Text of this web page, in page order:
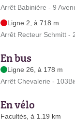
Arrêt Babinière - 9
Ligne 2, à 718 m
Arrêt Recteur Schmitt -
En bus
Ligne 26, à 178 m
Arrêt Chevalerie -
En vélo
Facultés, à 1.19 km